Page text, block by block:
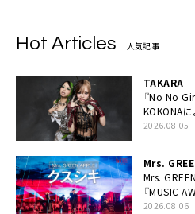
Hot Articles 人気記事
TAKARA
『No No
KOKONA
ー
2026.08.05
Mrs.
Mrs.
『MUSIC
シキ」ライ
2026.08.06